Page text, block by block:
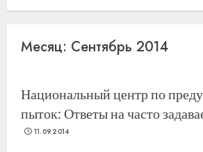
Месяц: Сентябрь 2014
Национальный центр по
пыток: Ответы на часто
11.09.2014